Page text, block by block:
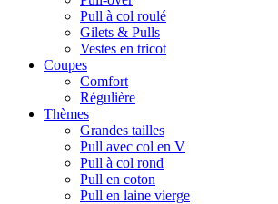
Pull à col roulé
Gilets & Pulls
Vestes en tricot
Coupes
Comfort
Régulière
Thèmes
Grandes tailles
Pull avec col en V
Pull à col rond
Pull en coton
Pull en laine vierge